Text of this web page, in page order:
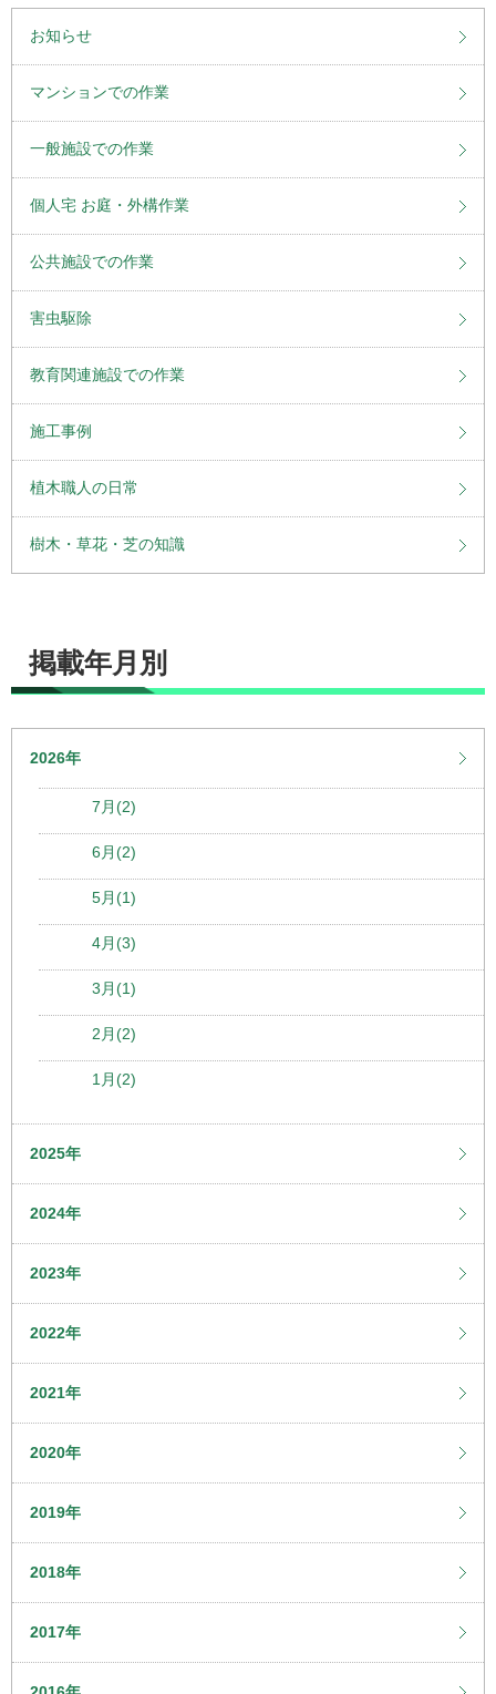
お知らせ
マンションでの作業
一般施設での作業
個人宅 お庭・外構作業
公共施設での作業
害虫駆除
教育関連施設での作業
施工事例
植木職人の日常
樹木・草花・芝の知識
掲載年月別
2026年
7月(2)
6月(2)
5月(1)
4月(3)
3月(1)
2月(2)
1月(2)
2025年
2024年
2023年
2022年
2021年
2020年
2019年
2018年
2017年